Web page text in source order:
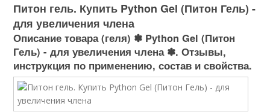
Питон гель. Купить Python Gel (Питон Гель) -
для увеличения члена
Описание товара (геля) ✽ Python Gel (Питон
Гель) - для увеличения члена ✽. Отзывы,
инструкция по применению, состав и свойства.